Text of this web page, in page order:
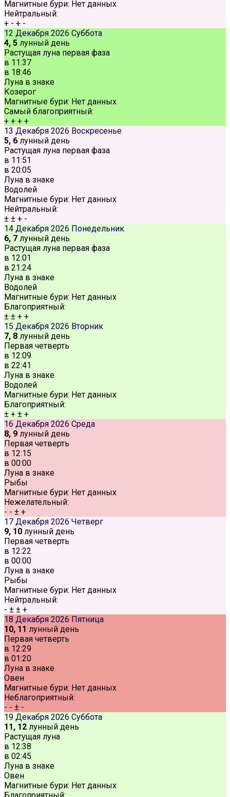
Магнитные бури: Нет данных
Нейтральный:
+ - + -
12 Декабря 2026 Суббота
4, 5 лунный день
Растущая луна первая фаза
в 11:37
в 18:46
Луна в знаке
Козерог
Магнитные бури: Нет данных
Самый благоприятный:
+ + + +
13 Декабря 2026 Воскресенье
5, 6 лунный день
Растущая луна первая фаза
в 11:51
в 20:05
Луна в знаке
Водолей
Магнитные бури: Нет данных
Нейтральный:
± ± + -
14 Декабря 2026 Понедельник
6, 7 лунный день
Растущая луна первая фаза
в 12:01
в 21:24
Луна в знаке
Водолей
Магнитные бури: Нет данных
Благоприятный:
± ± + +
15 Декабря 2026 Вторник
7, 8 лунный день
Первая четверть
в 12:09
в 22:41
Луна в знаке
Водолей
Магнитные бури: Нет данных
Благоприятный:
± + ± +
16 Декабря 2026 Среда
8, 9 лунный день
Первая четверть
в 12:15
в 00:00
Луна в знаке
Рыбы
Магнитные бури: Нет данных
Нежелательный:
- - ± +
17 Декабря 2026 Четверг
9, 10 лунный день
Первая четверть
в 12:22
в 00:00
Луна в знаке
Рыбы
Магнитные бури: Нет данных
Нейтральный:
- ± ± +
18 Декабря 2026 Пятница
10, 11 лунный день
Первая четверть
в 12:29
в 01:20
Луна в знаке
Овен
Магнитные бури: Нет данных
Неблагоприятный:
- - ± -
19 Декабря 2026 Суббота
11, 12 лунный день
Растущая луна
в 12:38
в 02:45
Луна в знаке
Овен
Магнитные бури: Нет данных